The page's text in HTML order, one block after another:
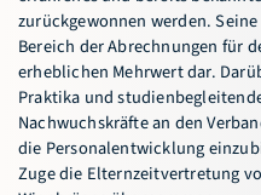
zurückgewonnen werden.
Bereich der Abrechnungen für
erheblichen Mehrwert dar.
Praktika und
Nachwuchskräfte an den
die Personalentwicklung
Zuge die Elternzeitvertretung